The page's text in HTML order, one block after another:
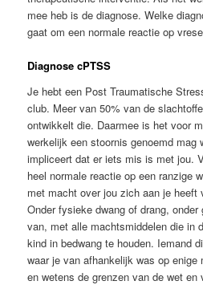
mee heb is de diagnose. Welke
gaat om een normale reactie op
Diagnose cPTSS
Je hebt een Post Traumatische
club. Meer van 50% van de
ontwikkelt die. Daarmee is het voor
werkelijk een stoornis genoemd mag
impliceert dat er iets mis is met jou.
heel normale reactie op een ranzige
met macht over jou zich aan je heeft
Onder fysieke dwang of drang,
van, met alle machtsmiddelen die in
kind in bedwang te houden. Iemand
waar je van afhankelijk was op enige
en wetens de grenzen van de wet